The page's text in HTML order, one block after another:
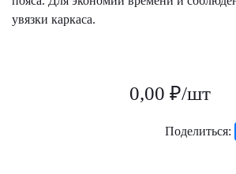
увязки каркаса.
0,00 ₽/шт
Поделиться: